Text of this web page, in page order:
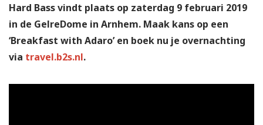
Hard Bass vindt plaats op zaterdag 9 februari 2019
in de GelreDome in Arnhem. Maak kans op een
‘Breakfast with Adaro’ en boek nu je overnachting
via travel.b2s.nl.